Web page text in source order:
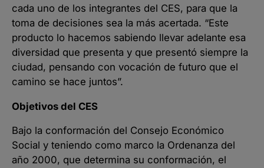
cada uno de los integrantes del CES, para que la
toma de decisiones sea la más acertada. “Este
producto lo hacemos sabiendo llevar adelante esa
diversidad que presenta y que presentó siempre la
ciudad, pensando con vocación de futuro que el
camino se hace juntos”.
Objetivos del CES
Bajo la conformación del Consejo Económico
Social y teniendo como marco la Ordenanza del
año 2000, que determina su conformación, el